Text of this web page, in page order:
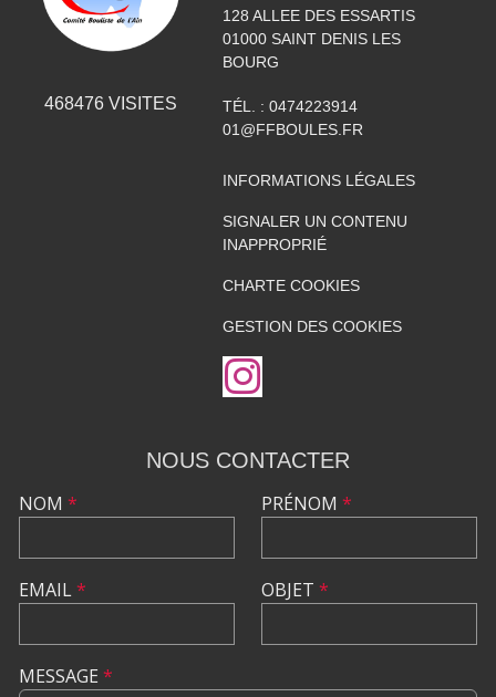
468476 VISITES
128 ALLEE DES ESSARTIS
01000 SAINT DENIS LES
BOURG
TÉL. : 0474223914
01@FFBOULES.FR
INFORMATIONS LÉGALES
SIGNALER UN CONTENU
INAPPROPRIÉ
CHARTE COOKIES
GESTION DES COOKIES
NOUS CONTACTER
NOM *
EMAIL*
PRÉNOM *
OBJET *
MESSAGE *